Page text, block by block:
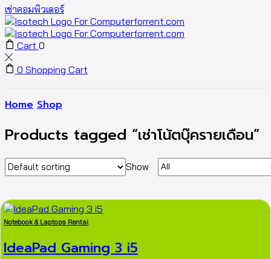
เช่าคอมพิวเตอร์
Cart 0
0 Shopping Cart
Home Shop
Products tagged “เช่าโน้ตบุ๊ครายเดือน”
Show
Notebook & Laptops Rental
IdeaPad Gaming 3 i5